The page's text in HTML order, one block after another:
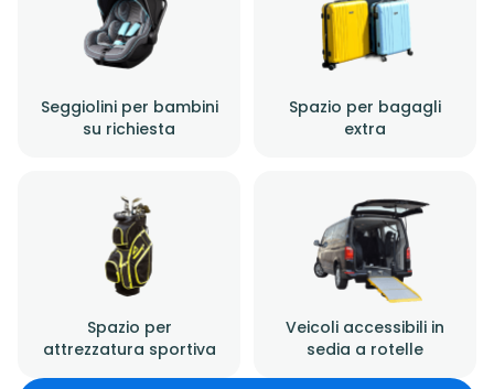
Seggiolini per bambini
su richiesta
Spazio per bagagli
extra
Spazio per
attrezzatura sportiva
Veicoli accessibili in
sedia a rotelle